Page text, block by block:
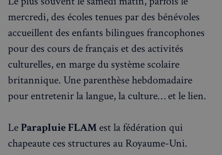
mercredi, des écoles tenues par des bénévoles
accueillent des enfants bilingues francophones
pour des cours de français et des activités
culturelles, en marge du système scolaire
britannique. Une parenthèse hebdomadaire
pour entretenir la langue, la culture… et le lien.
LeParapluie FLAM est la fédération qui
chapeaute ces structures au Royaume-Uni.